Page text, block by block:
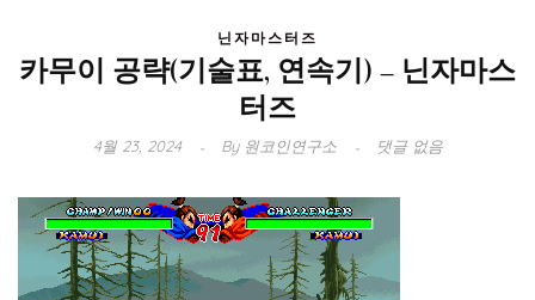
닌자마스터즈
카무이 공략(기술표, 연속기) – 닌자마스
터즈
4월 23, 2024 By원코인연구소 댓글 없음